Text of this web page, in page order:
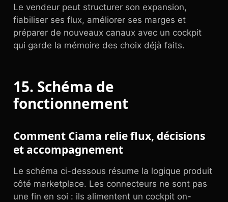
Le vendeur peut structurer son expansion,
fiabiliser ses flux, améliorer ses marges et
préparer de nouveaux canaux avec un cockpit
qui garde la mémoire des choix déjà faits.
15. Schéma de
fonctionnement
Comment Ciama relie flux, décisions
et accompagnement
Le schéma ci-dessous résume la logique produit
côté marketplace. Les connecteurs ne sont pas
une fin en soi : ils alimentent un cockpit on-